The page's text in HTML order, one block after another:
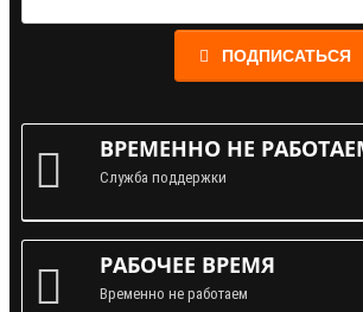
ПОДПИСАТЬСЯ
ВРЕМЕННО НЕ
Служба поддержки
РАБОЧЕЕ ВРЕМЯ
Временно не работаем